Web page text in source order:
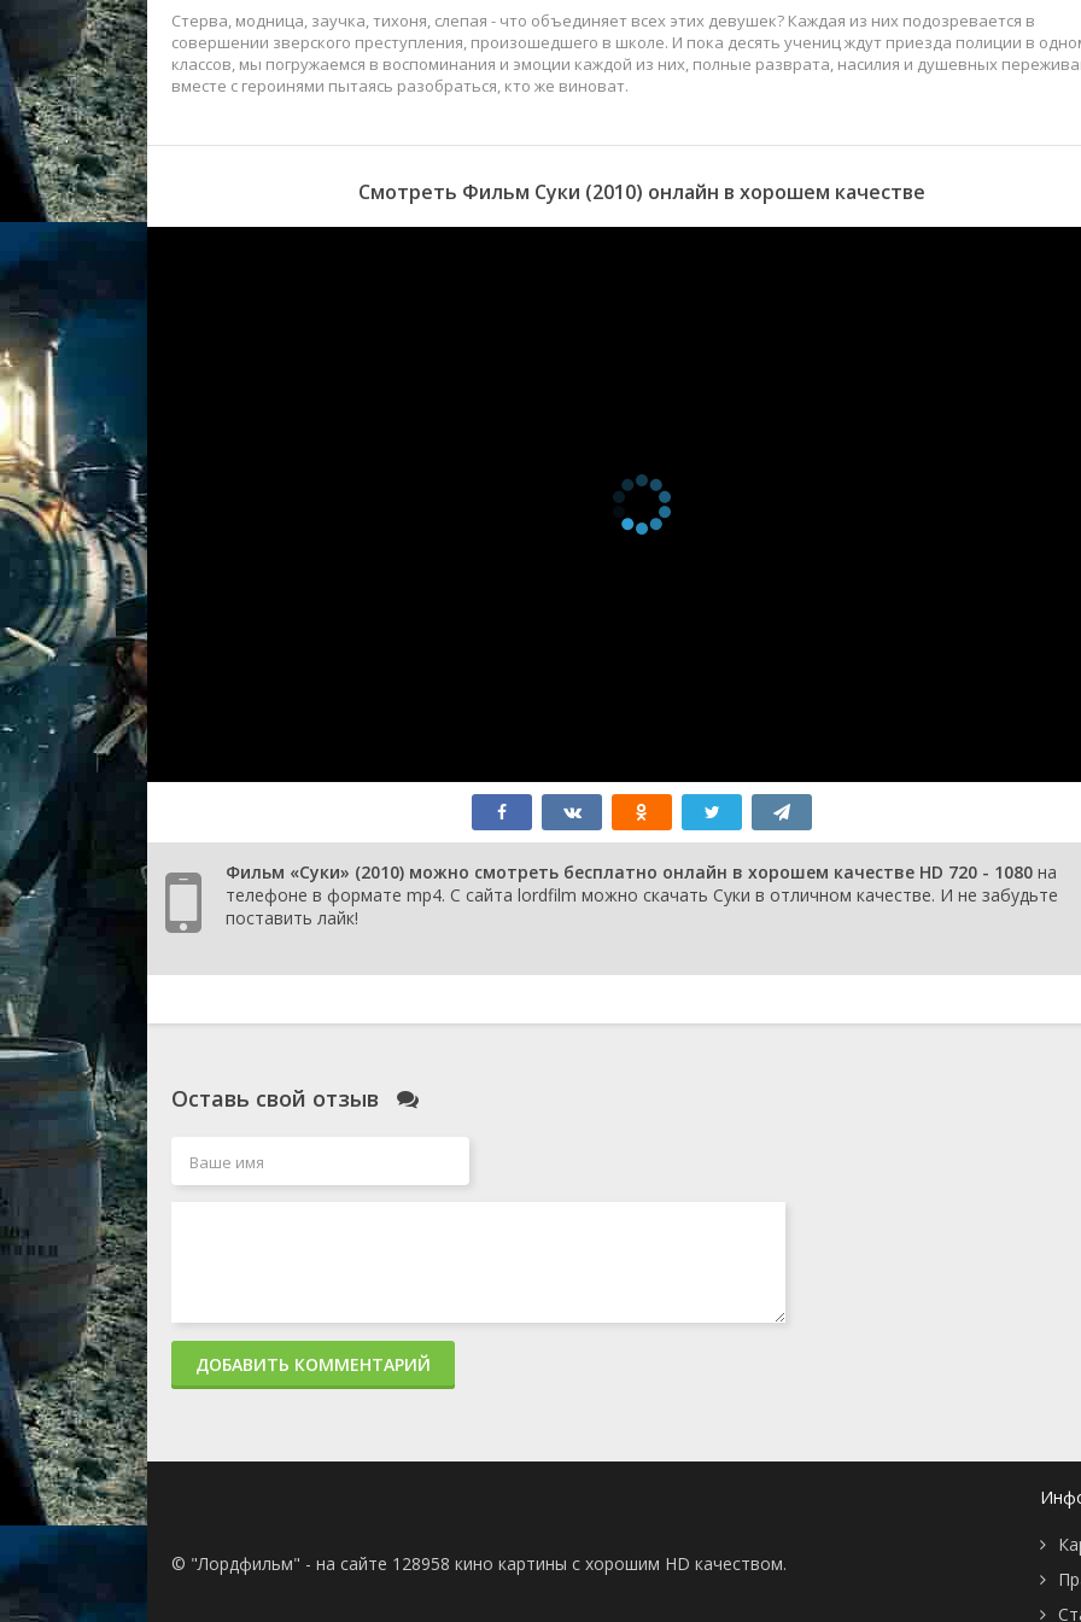
Стерва, модница, заучка, тихоня, слепая - что объединяет всех этих девушек? Каждая из них подозревается в
совершении зверского преступления, произошедшего в школе. И пока десять учениц ждут приезда полиции в
классов, мы погружаемся в воспоминания и эмоции каждой из них, полные разврата, насилия и душевных
вместе с героинями пытаясь разобраться, кто же виноват.
Смотреть Фильм Суки (2010) онлайн в хорошем качестве
Фильм «Суки» (2010) можно смотреть бесплатно онлайн в хорошем качестве HD 720 - 1080 на
телефоне в формате mp4. С сайта lordfilm можно скачать Суки в отличном качестве. И не забудьте
поставить лайк!
Оставь свой отзыв
ДОБАВИТЬ КОММЕНТАРИЙ
© "Лордфильм" - на сайте 128958 кино картины с хорошим HD качеством.